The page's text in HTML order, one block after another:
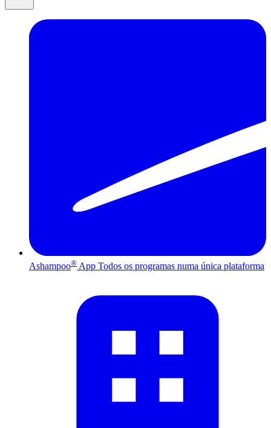
Ashampoo® App Todos os programas numa única plataforma